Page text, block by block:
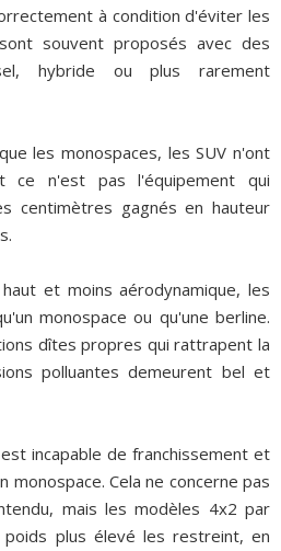
à condition d'éviter les
souvent proposés avec des
hybride ou plus rarement
les monospaces, les SUV n'ont
ce n'est pas l'équipement qui
centimètres gagnés en hauteur
et moins aérodynamique, les
monospace ou qu'une berline.
dîtes propres qui rattrapent la
polluantes demeurent bel et
incapable de franchissement et
monospace. Cela ne concerne pas
mais les modèles 4x2 par
poids plus élevé les restreint, en